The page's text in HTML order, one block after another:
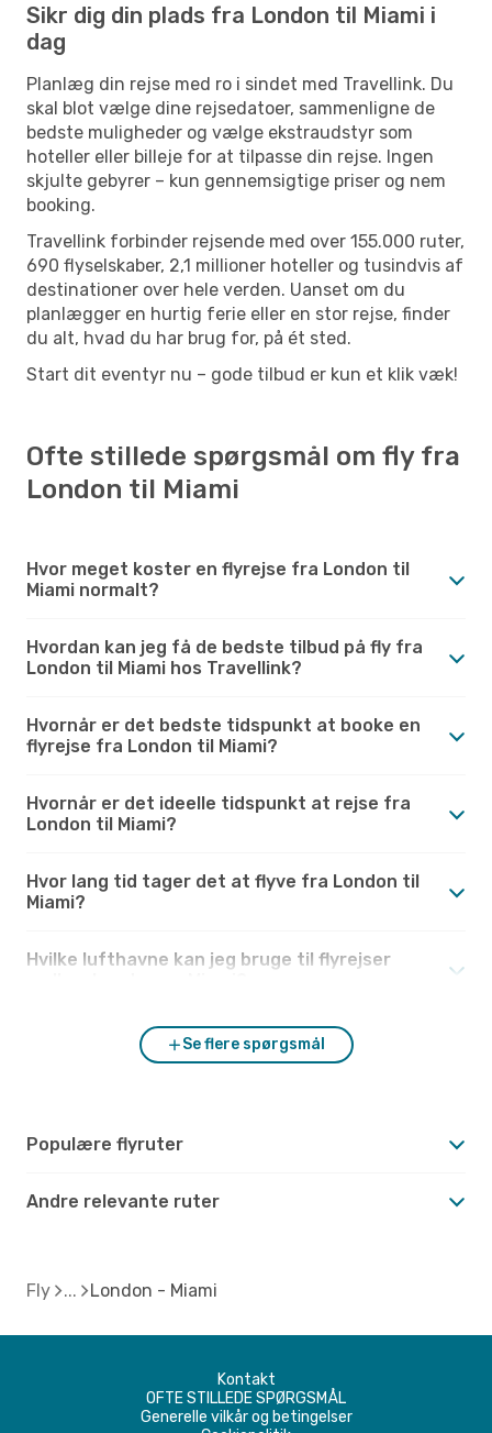
Sikr dig din plads fra London til Miami i
dag
Planlæg din rejse med ro i sindet med Travellink. Du
skal blot vælge dine rejsedatoer, sammenligne de
bedste muligheder og vælge ekstraudstyr som
hoteller eller billeje for at tilpasse din rejse. Ingen
skjulte gebyrer – kun gennemsigtige priser og nem
booking.
Travellink forbinder rejsende med over 155.000 ruter,
690 flyselskaber, 2,1 millioner hoteller og tusindvis af
destinationer over hele verden. Uanset om du
planlægger en hurtig ferie eller en stor rejse, finder
du alt, hvad du har brug for, på ét sted.
Start dit eventyr nu – gode tilbud er kun et klik væk!
Ofte stillede spørgsmål om fly fra
London til Miami
Hvor meget koster en flyrejse fra London til
Miami normalt?
Hvordan kan jeg få de bedste tilbud på fly fra
London til Miami hos Travellink?
Hvornår er det bedste tidspunkt at booke en
flyrejse fra London til Miami?
Hvornår er det ideelle tidspunkt at rejse fra
London til Miami?
Hvor lang tid tager det at flyve fra London til
Miami?
Hvilke lufthavne kan jeg bruge til flyrejser
Se flere spørgsmål
Populære flyruter
Andre relevante ruter
Fly London - Miami
Kontakt
OFTE STILLEDE SPØRGSMÅL
Generelle vilkår og betingelser